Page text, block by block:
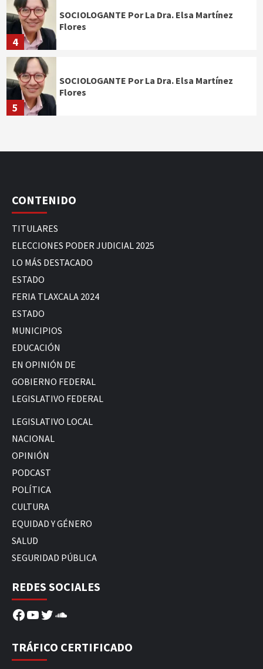
4
SOCIOLOGANTE Por La Dra. Elsa Martínez
Flores
5
SOCIOLOGANTE Por La Dra. Elsa Martínez
Flores
CONTENIDO
TITULARES
ELECCIONES PODER JUDICIAL 2025
LO MÁS DESTACADO
ESTADO
FERIA TLAXCALA 2024
ESTADO
MUNICIPIOS
EDUCACIÓN
EN OPINIÓN DE
GOBIERNO FEDERAL
LEGISLATIVO FEDERAL
LEGISLATIVO LOCAL
NACIONAL
OPINIÓN
PODCAST
POLÍTICA
CULTURA
EQUIDAD Y GÉNERO
SALUD
SEGURIDAD PÚBLICA
REDES SOCIALES
Facebook
YouTube
Twitter
SoundCloud
TRÁFICO CERTIFICADO